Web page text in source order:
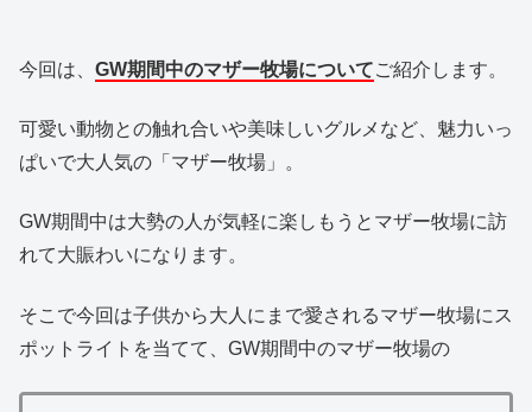
今回は、 GW期間中のマザー牧場についてご紹介します。
可愛い動物との触れ合いや美味しいグルメなど、魅力いっ
ぱいで大人気の「マザー牧場」。
GW期間中は大勢の人が気軽に楽しもうとマザー牧場に訪
れて大賑わいになります。
そこで今回は子供から大人にまで愛されるマザー牧場にス
ポットライトを当てて、GW期間中のマザー牧場の